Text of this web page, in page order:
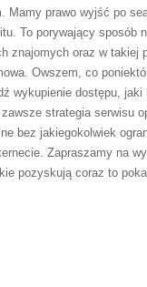
prawo wyjść po
To porywający sposób
znajomych oraz w
Owszem, co
wykupienie dostępu,
strategia serwisu
bez jakiegokolwiek
Zapraszamy na
pozyskują coraz to